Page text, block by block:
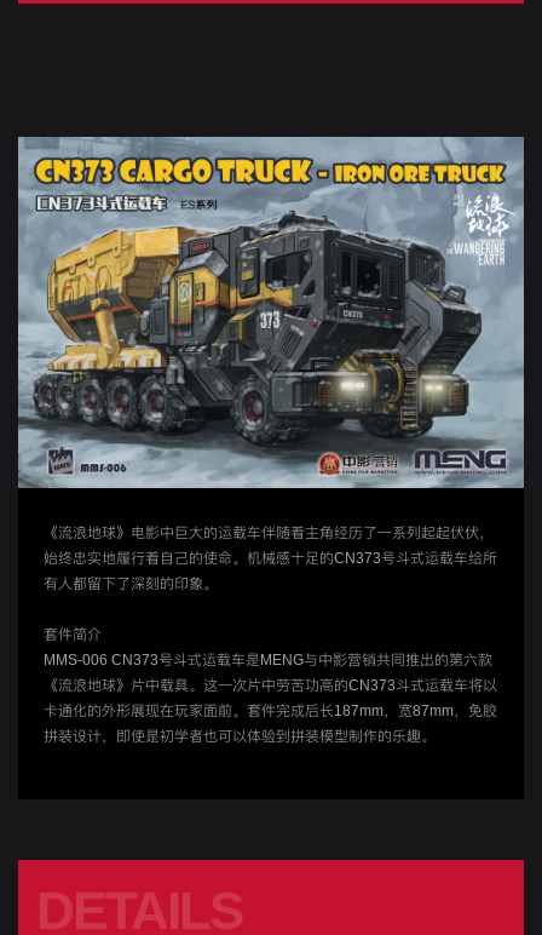
《流浪地球》电影中巨大的运载车伴随着主角经历了一系列起起伏伏，
始终忠实地履行着自己的使命。机械感十足的CN373号斗式运载车给所
有人都留下了深刻的印象。
套件简介
MMS-006 CN373号斗式运载车是MENG与中影营销共同推出的第六款
《流浪地球》片中载具。这一次片中劳苦功高的CN373斗式运载车将以
卡通化的外形展现在玩家面前。套件完成后长187mm，宽87mm，免胶
拼装设计，即使是初学者也可以体验到拼装模型制作的乐趣。
DETAILS